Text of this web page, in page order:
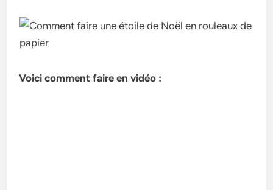
Voici comment faire en vidéo :